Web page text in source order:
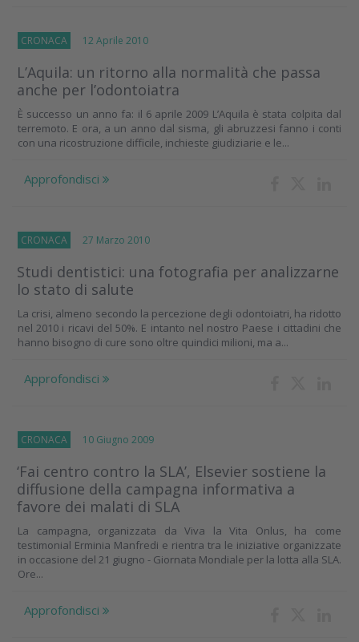
CRONACA 12 Aprile 2010
L’Aquila: un ritorno alla normalità che passa
anche per l’odontoiatra
È successo un anno fa: il 6 aprile 2009 L’Aquila è stata colpita dal
terremoto. E ora, a un anno dal sisma, gli abruzzesi fanno i conti
con una ricostruzione difficile, inchieste giudiziarie e le...
Approfondisci
CRONACA 27 Marzo 2010
Studi dentistici: una fotografia per analizzarne
lo stato di salute
La crisi, almeno secondo la percezione degli odontoiatri, ha ridotto
nel 2010 i ricavi del 50%. E intanto nel nostro Paese i cittadini che
hanno bisogno di cure sono oltre quindici milioni, ma a...
Approfondisci
CRONACA 10 Giugno 2009
‘Fai centro contro la SLA’, Elsevier sostiene la
diffusione della campagna informativa a
favore dei malati di SLA
La campagna, organizzata da Viva la Vita Onlus, ha come
testimonial Erminia Manfredi e rientra tra le iniziative organizzate
in occasione del 21 giugno - Giornata Mondiale per la lotta alla SLA.
Ore...
Approfondisci